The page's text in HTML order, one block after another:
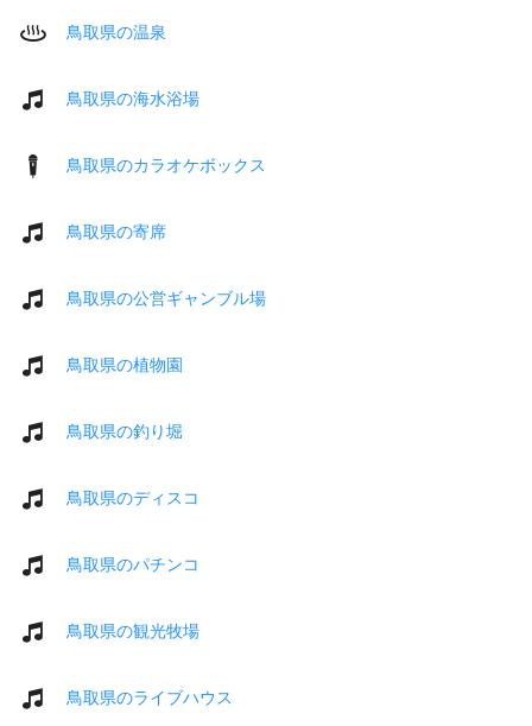
鳥取県の温泉
鳥取県の海水浴場
鳥取県のカラオケボックス
鳥取県の寄席
鳥取県の公営ギャンブル場
鳥取県の植物園
鳥取県の釣り堀
鳥取県のディスコ
鳥取県のパチンコ
鳥取県の観光牧場
鳥取県のライブハウス